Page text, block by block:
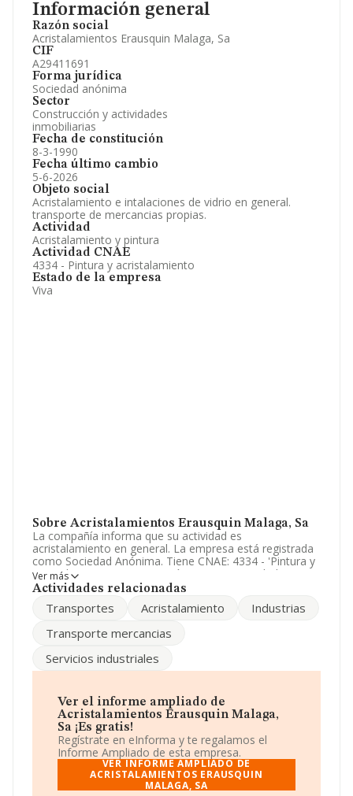
Información general
Razón social
Acristalamientos Erausquin Malaga, Sa
CIF
A29411691
Forma jurídica
Sociedad anónima
Sector
Construcción y actividades
inmobiliarias
Fecha de constitución
8-3-1990
Fecha último cambio
5-6-2026
Objeto social
Acristalamiento e intalaciones de vidrio en general.
transporte de mercancias propias.
Actividad
Acristalamiento y pintura
Actividad CNAE
4334 - Pintura y acristalamiento
Estado de la empresa
Viva
Sobre Acristalamientos Erausquin Malaga, Sa
La compañía informa que su actividad es
acristalamiento en general. La empresa está registrada
como Sociedad Anónima. Tiene CNAE: 4334 - 'Pintura y
acristalamiento'. La compañía no tiene actividad en
mercados exteriores.
El número de empleados ha bajado un 19% y
número ha estado por encima de la media de sector.
El correo electrónico es
erausquin@acristalamientos.net. Su página web es
La empresaAcristalamientos Erausquin Málaga,
S.A (extinguida), NIF A29411691, está situada en Calle
Limitacion Pol Ind La Huertec núm. 13, (29196), en el
municipio de Málaga, Andalucía.
En base a la información de la que dispone INFORMA
sobre 10.764 compañías, en el ámbito nacional la
Ver más
Actividades relacionadas
Transportes Acristalamiento
Industrias
Transporte mercancias
Servicios industriales
Ver el informe ampliado de
Acristalamientos Erausquin Malaga,
Sa ¡Es gratis!
Regístrate en eInforma y te regalamos el
Informe Ampliado de esta empresa.
VER INFORME AMPLIADO DE
ACRISTALAMIENTOS ERAUSQUIN
MALAGA, SA
Artículos de prensa publicados sobre la empresa.
Información oficial y registral complementaria.